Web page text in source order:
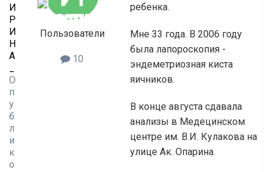
И
Р
И
Н
А
О
п
у
б
л
и
к
о
Пользователи
10
ребенка.
Мне 33 года. В 2006 году
была лапороскопия -
эндеметриозная киста
яичников.
В конце августа сдавала
анализы в Медецинском
центре им. В.И. Кулакова на
улице Ак. Опарина.